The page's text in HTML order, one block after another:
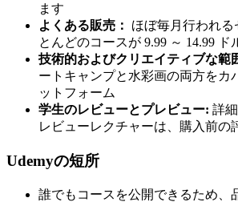
ます
よくある販売：
ほぼ毎月行われ
とんどのコースが 9.99 ～ 14.99
技術的およびクリエイティブな範
ートキャンプと水彩画の両方をカ
ットフォーム
学生のレビューとプレビュー: 詳
レビューレクチャーは、購入前の
Udemyの短所
誰でもコースを公開できるため、